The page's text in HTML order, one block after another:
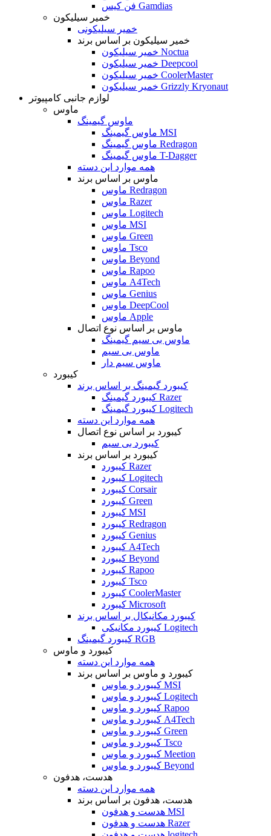
فن کیس Gamdias
خمیر سیلیکون
خمیر سیلیکونی
خمیر سیلیکون بر اساس برند
خمیر سیلیکون Noctua
خمیر سیلیکون Deepcool
خمیر سیلیکون CoolerMaster
خمیر سیلیکون Grizzly Kryonaut
لوازم جانبی کامپیوتر
ماوس
ماوس گیمینگ
ماوس گیمینگ MSI
ماوس گیمینگ Redragon
ماوس گیمینگ T-Dagger
همه موارد این دسته
ماوس بر اساس برند
ماوس Redragon
ماوس Razer
ماوس Logitech
ماوس MSI
ماوس Green
ماوس Tsco
ماوس Beyond
ماوس Rapoo
ماوس A4Tech
ماوس Genius
ماوس DeepCool
ماوس Apple
ماوس بر اساس نوع اتصال
ماوس بی سیم گیمینگ
ماوس بی سیم
ماوس سیم دار
کیبورد
کیبورد گیمینگ بر اساس برند
کیبورد گیمینگ Razer
کیبورد گیمینگ Logitech
همه موارد این دسته
کیبورد بر اساس نوع اتصال
کیبورد بی سیم
کیبورد بر اساس برند
کیبورد Razer
کیبورد Logitech
کیبورد Corsair
کیبورد Green
کیبورد MSI
کیبورد Redragon
کیبورد Genius
کیبورد A4Tech
کیبورد Beyond
کیبورد Rapoo
کیبورد Tsco
کیبورد CoolerMaster
کیبورد Microsoft
کیبورد مکانیکال بر اساس برند
کیبورد مکانیکی Logitech
کیبورد گیمینگ RGB
کیبورد و ماوس
همه موارد این دسته
کیبورد و ماوس بر اساس برند
کیبورد و ماوس MSI
کیبورد و ماوس Logitech
کیبورد و ماوس Rapoo
کیبورد و ماوس A4Tech
کیبورد و ماوس Green
کیبورد و ماوس Tsco
کیبورد و ماوس Meetion
کیبورد و ماوس Beyond
هدست، هدفون
همه موارد این دسته
هدست، هدفون بر اساس برند
هدست و هدفون MSI
هدست و هدفون Razer